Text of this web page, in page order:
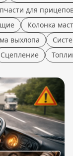
для
Колонка
выхлопа
Сцепление